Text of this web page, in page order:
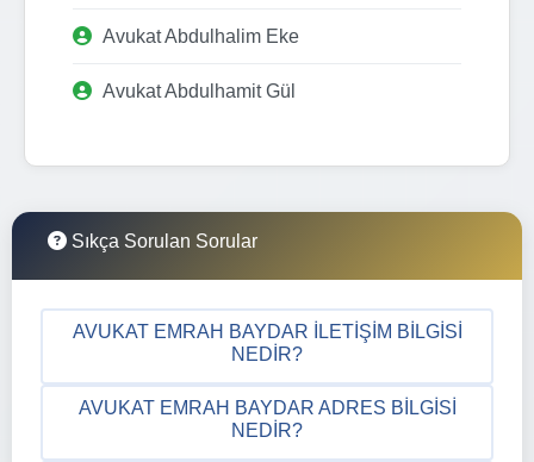
Avukat Abdulhalim Eke
Avukat Abdulhamit Gül
Sıkça Sorulan Sorular
AVUKAT EMRAH BAYDAR İLETIŞIM BILGISI
NEDIR?
AVUKAT EMRAH BAYDAR ADRES BILGISI
NEDIR?